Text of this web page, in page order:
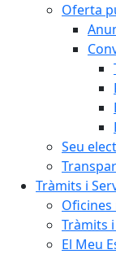
Oferta
Seu
Tràmits i
Tràmits
El Meu